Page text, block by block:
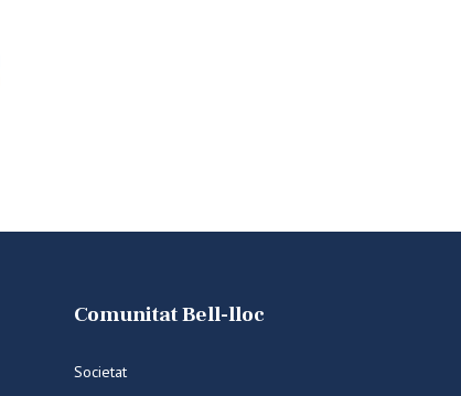
Comunitat Bell-lloc
Societat